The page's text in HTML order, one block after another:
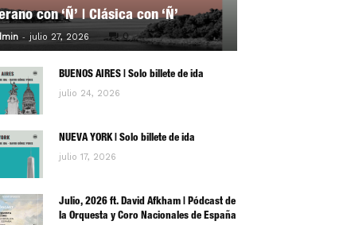
con ‘Ñ’ | Clásica con ‘Ñ’
- julio 27, 2026 0
BUENOS AIRES | Solo billete de ida
julio 24, 2026
NUEVA YORK | Solo billete de ida
julio 17, 2026
Julio, 2026 ft. David Afkham | Pódcast de
la Orquesta y Coro Nacionales de España